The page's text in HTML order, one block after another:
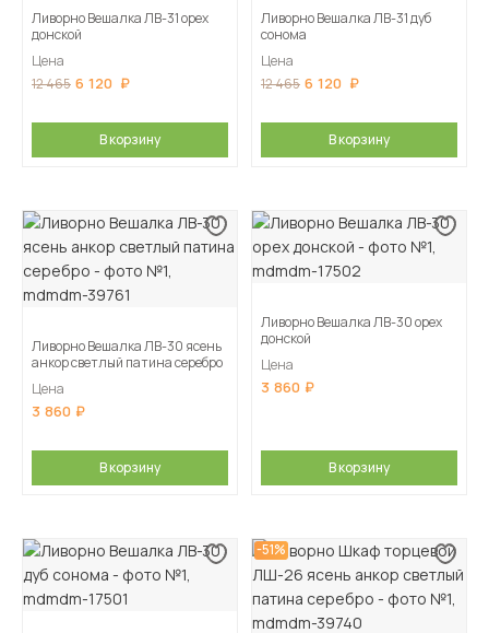
Ливорно Вешалка ЛВ-31 орех
донской
Цена
12 465 6 120
В корзину
Ливорно Вешалка ЛВ-31 дуб
сонома
Цена
12 465 6 120
В корзину
Ливорно Вешалка ЛВ-30 ясень
анкор светлый патина серебро
Цена
3 860
В корзину
Ливорно Вешалка ЛВ-30 орех
донской
Цена
3 860
В корзину
-51%